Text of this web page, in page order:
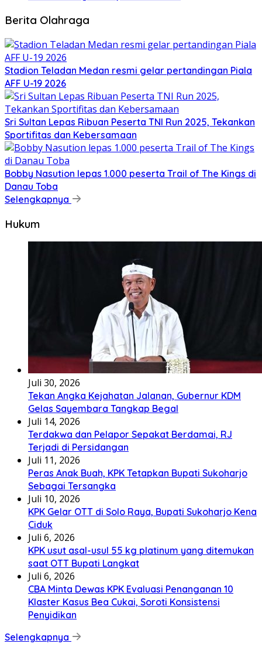
Berita Olahraga
Stadion Teladan Medan resmi gelar pertandingan Piala
AFF U-19 2026
Sri Sultan Lepas Ribuan Peserta TNI Run 2025, Tekankan
Sportifitas dan Kebersamaan
Bobby Nasution lepas 1.000 peserta Trail of The Kings di
Danau Toba
Selengkapnya
Hukum
Juli 30, 2026
Tekan Angka Kejahatan Jalanan, Gubernur KDM
Gelas Sayembara Tangkap Begal
Juli 14, 2026
Terdakwa dan Pelapor Sepakat Berdamai, RJ
Terjadi di Persidangan
Juli 11, 2026
Peras Anak Buah, KPK Tetapkan Bupati Sukoharjo
Sebagai Tersangka
Juli 10, 2026
KPK Gelar OTT di Solo Raya, Bupati Sukoharjo Kena
Ciduk
Juli 6, 2026
KPK usut asal-usul 55 kg platinum yang ditemukan
saat OTT Bupati Langkat
Juli 6, 2026
CBA Minta Dewas KPK Evaluasi Penanganan 10
Klaster Kasus Bea Cukai, Soroti Konsistensi
Penyidikan
Selengkapnya